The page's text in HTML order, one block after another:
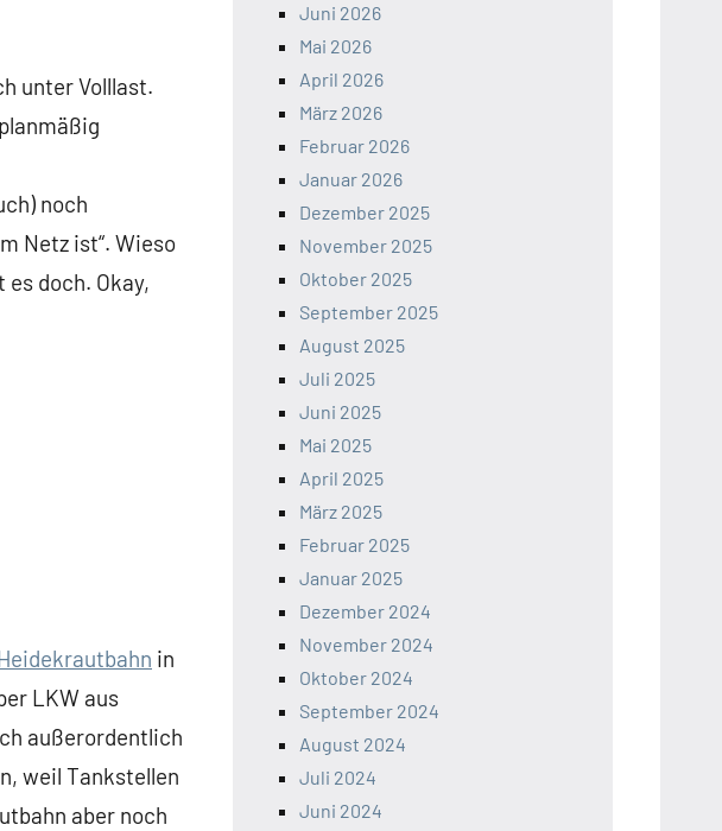
unter Volllast.
noch
Netz ist“. Wieso
doch. Okay,
in
LKW aus
außerordentlich
weil Tankstellen
aber noch
Juni 2026
Mai 2026
April 2026
März 2026
Februar 2026
Januar 2026
Dezember 2025
November 2025
Oktober 2025
September 2025
August 2025
Juli 2025
Juni 2025
Mai 2025
April 2025
März 2025
Februar 2025
Januar 2025
Dezember 2024
November 2024
Oktober 2024
September 2024
August 2024
Juli 2024
Juni 2024